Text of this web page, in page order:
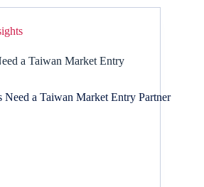
a Taiwan Market Entry